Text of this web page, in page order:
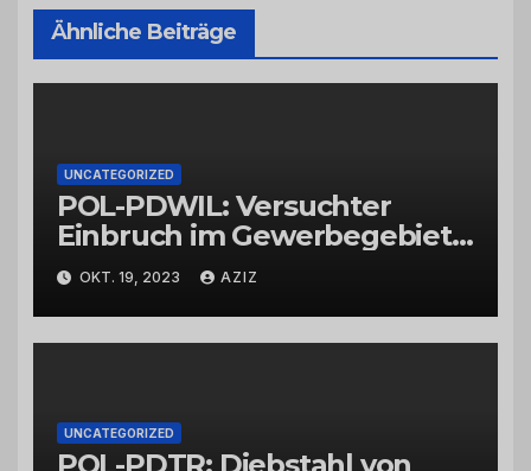
Ähnliche Beiträge
UNCATEGORIZED
POL-PDWIL: Versuchter
Einbruch im Gewerbegebiet
Wittlich
OKT. 19, 2023 AZIZ
UNCATEGORIZED